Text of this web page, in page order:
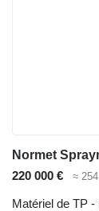
Normet
220 000 €
≈
Matériel de TP